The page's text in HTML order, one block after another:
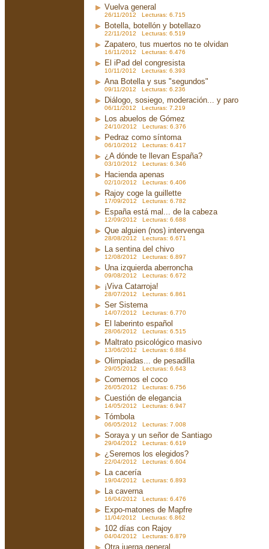
Vuelva general
26/11/2012 Lecturas: 6.715
Botella, botellón y botellazo
22/11/2012 Lecturas: 6.519
Zapatero, tus muertos no te olvidan
16/11/2012 Lecturas: 6.476
El iPad del congresista
10/11/2012 Lecturas: 6.393
Ana Botella y sus "segundos"
09/11/2012 Lecturas: 6.236
Diálogo, sosiego, moderación... y paro
06/11/2012 Lecturas: 7.219
Los abuelos de Gómez
24/10/2012 Lecturas: 6.376
Pedraz como síntoma
06/10/2012 Lecturas: 6.417
¿A dónde te llevan España?
03/10/2012 Lecturas: 6.346
Hacienda apenas
02/10/2012 Lecturas: 6.406
Rajoy coge la guillette
17/09/2012 Lecturas: 6.782
España está mal... de la cabeza
12/09/2012 Lecturas: 6.688
Que alguien (nos) intervenga
28/08/2012 Lecturas: 6.671
La sentina del chivo
12/08/2012 Lecturas: 6.897
Una izquierda aberroncha
09/08/2012 Lecturas: 6.672
¡Viva Catarroja!
28/07/2012 Lecturas: 6.861
Ser Sistema
14/07/2012 Lecturas: 6.770
El laberinto español
28/06/2012 Lecturas: 6.515
Maltrato psicológico masivo
13/06/2012 Lecturas: 6.884
Olimpiadas... de pesadilla
29/05/2012 Lecturas: 6.643
Comernos el coco
26/05/2012 Lecturas: 6.756
Cuestión de elegancia
14/05/2012 Lecturas: 6.947
Tómbola
06/05/2012 Lecturas: 7.008
Soraya y un señor de Santiago
29/04/2012 Lecturas: 6.619
¿Seremos los elegidos?
22/04/2012 Lecturas: 6.604
La cacería
19/04/2012 Lecturas: 6.893
La caverna
16/04/2012 Lecturas: 6.476
Expo-matones de Mapfre
11/04/2012 Lecturas: 6.862
102 días con Rajoy
04/04/2012 Lecturas: 6.879
Otra juerga general